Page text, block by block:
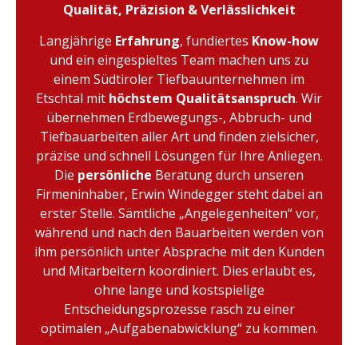
Qualität, Präzision & Verlässlichkeit
Langjährige Erfahrung, fundiertes Know-how
und ein eingespieltes Team machen uns zu
einem Südtiroler Tiefbauunternehmen im
Etschtal mit höchstem Qualitätsanspruch. Wir
übernehmen Erdbewegungs-, Abbruch- und
Tiefbauarbeiten aller Art und finden zielsicher,
präzise und schnell Lösungen für Ihre Anliegen.
Die persönliche Beratung durch unseren
Firmeninhaber, Erwin Windegger steht dabei an
erster Stelle. Sämtliche „Angelegenheiten“ vor,
während und nach den Bauarbeiten werden von
ihm persönlich unter Absprache mit den Kunden
und Mitarbeitern koordiniert. Dies erlaubt es,
ohne lange und kostspielige
Entscheidungsprozesse rasch zu einer
optimalen „Aufgabenabwicklung“ zu kommen.